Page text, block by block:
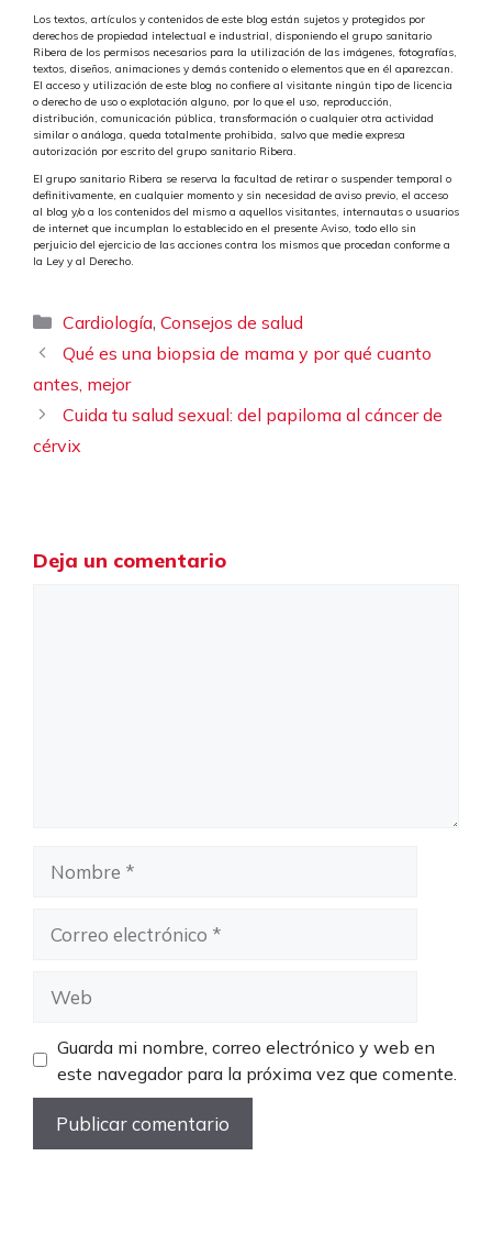
Los textos, artículos y contenidos de este blog están sujetos y protegidos por
derechos de propiedad intelectual e industrial, disponiendo el grupo sanitario
Ribera de los permisos necesarios para la utilización de las imágenes, fotografías,
textos, diseños, animaciones y demás contenido o elementos que en él aparezcan.
El acceso y utilización de este blog no confiere al visitante ningún tipo de licencia
o derecho de uso o explotación alguno, por lo que el uso, reproducción,
distribución, comunicación pública, transformación o cualquier otra actividad
similar o análoga, queda totalmente prohibida, salvo que medie expresa
autorización por escrito del grupo sanitario Ribera.
El grupo sanitario Ribera se reserva la facultad de retirar o suspender temporal o
definitivamente, en cualquier momento y sin necesidad de aviso previo, el acceso
al blog y/o a los contenidos del mismo a aquellos visitantes, internautas o usuarios
de internet que incumplan lo establecido en el presente Aviso, todo ello sin
perjuicio del ejercicio de las acciones contra los mismos que procedan conforme a
la Ley y al Derecho.
Categorías
Cardiología,Consejos de salud
Qué es una biopsia de mama y por qué cuanto
antes, mejor
Cuida tu salud sexual: del papiloma al cáncer de
cérvix
Deja un comentario
electrónico
Guarda mi nombre, correo electrónico y web en
este navegador para la próxima vez que comente.